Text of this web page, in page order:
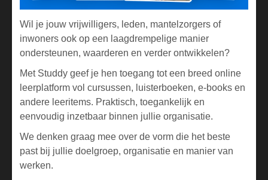
Wil je jouw vrijwilligers, leden, mantelzorgers of
inwoners ook op een laagdrempelige manier
ondersteunen, waarderen en verder ontwikkelen?
Met Studdy geef je hen toegang tot een breed online
leerplatform vol cursussen, luisterboeken, e-books en
andere leeritems. Praktisch, toegankelijk en
eenvoudig inzetbaar binnen jullie organisatie.
We denken graag mee over de vorm die het beste
past bij jullie doelgroep, organisatie en manier van
werken.